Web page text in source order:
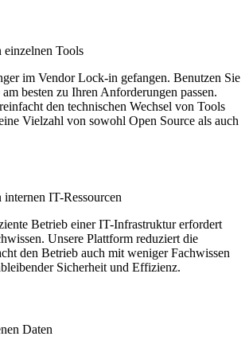
Tools
im Vendor Lock-in gefangen. Benutzen Sie
besten zu Ihren Anforderungen passen.
den technischen Wechsel von Tools
Vielzahl von sowohl Open Source als auch
IT-Ressourcen
Betrieb einer IT-Infrastruktur erfordert
Unsere Plattform reduziert die
den Betrieb auch mit weniger Fachwissen
Sicherheit und Effizienz.
Daten